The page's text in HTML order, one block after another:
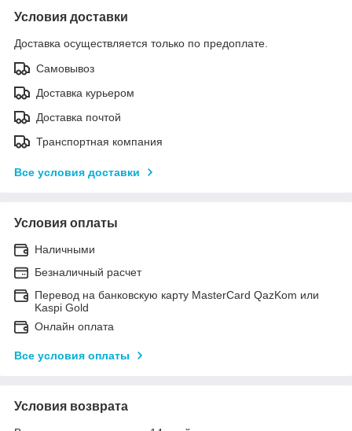
Условия доставки
Доставка осуществляется только по предоплате.
Самовывоз
Доставка курьером
Доставка почтой
Транспортная компания
Все условия доставки
Условия оплаты
Наличными
Безналичный расчет
Перевод на банковскую карту MasterCard QazKom или
Kaspi Gold
Онлайн оплата
Все условия оплаты
Условия возврата